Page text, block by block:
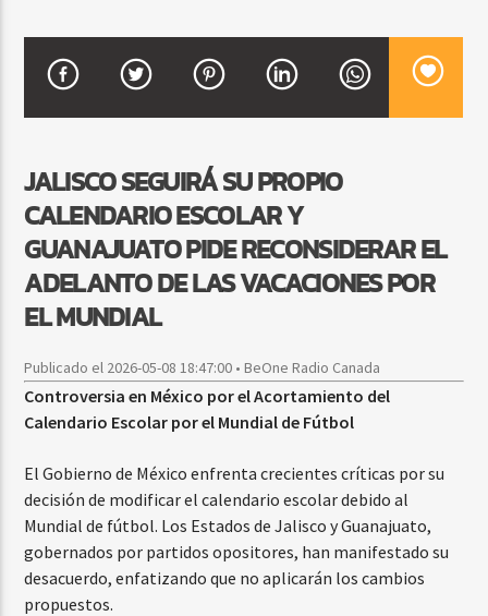
JALISCO SEGUIRÁ SU PROPIO
CALENDARIO ESCOLAR Y
GUANAJUATO PIDE RECONSIDERAR EL
ADELANTO DE LAS VACACIONES POR
EL MUNDIAL
Publicado el 2026-05-08 18:47:00 • BeOne Radio Canada
Controversia en México por el Acortamiento del
Calendario Escolar por el Mundial de Fútbol
El Gobierno de México enfrenta crecientes críticas por su
decisión de modificar el calendario escolar debido al
Mundial de fútbol. Los Estados de Jalisco y Guanajuato,
gobernados por partidos opositores, han manifestado su
desacuerdo, enfatizando que no aplicarán los cambios
propuestos.